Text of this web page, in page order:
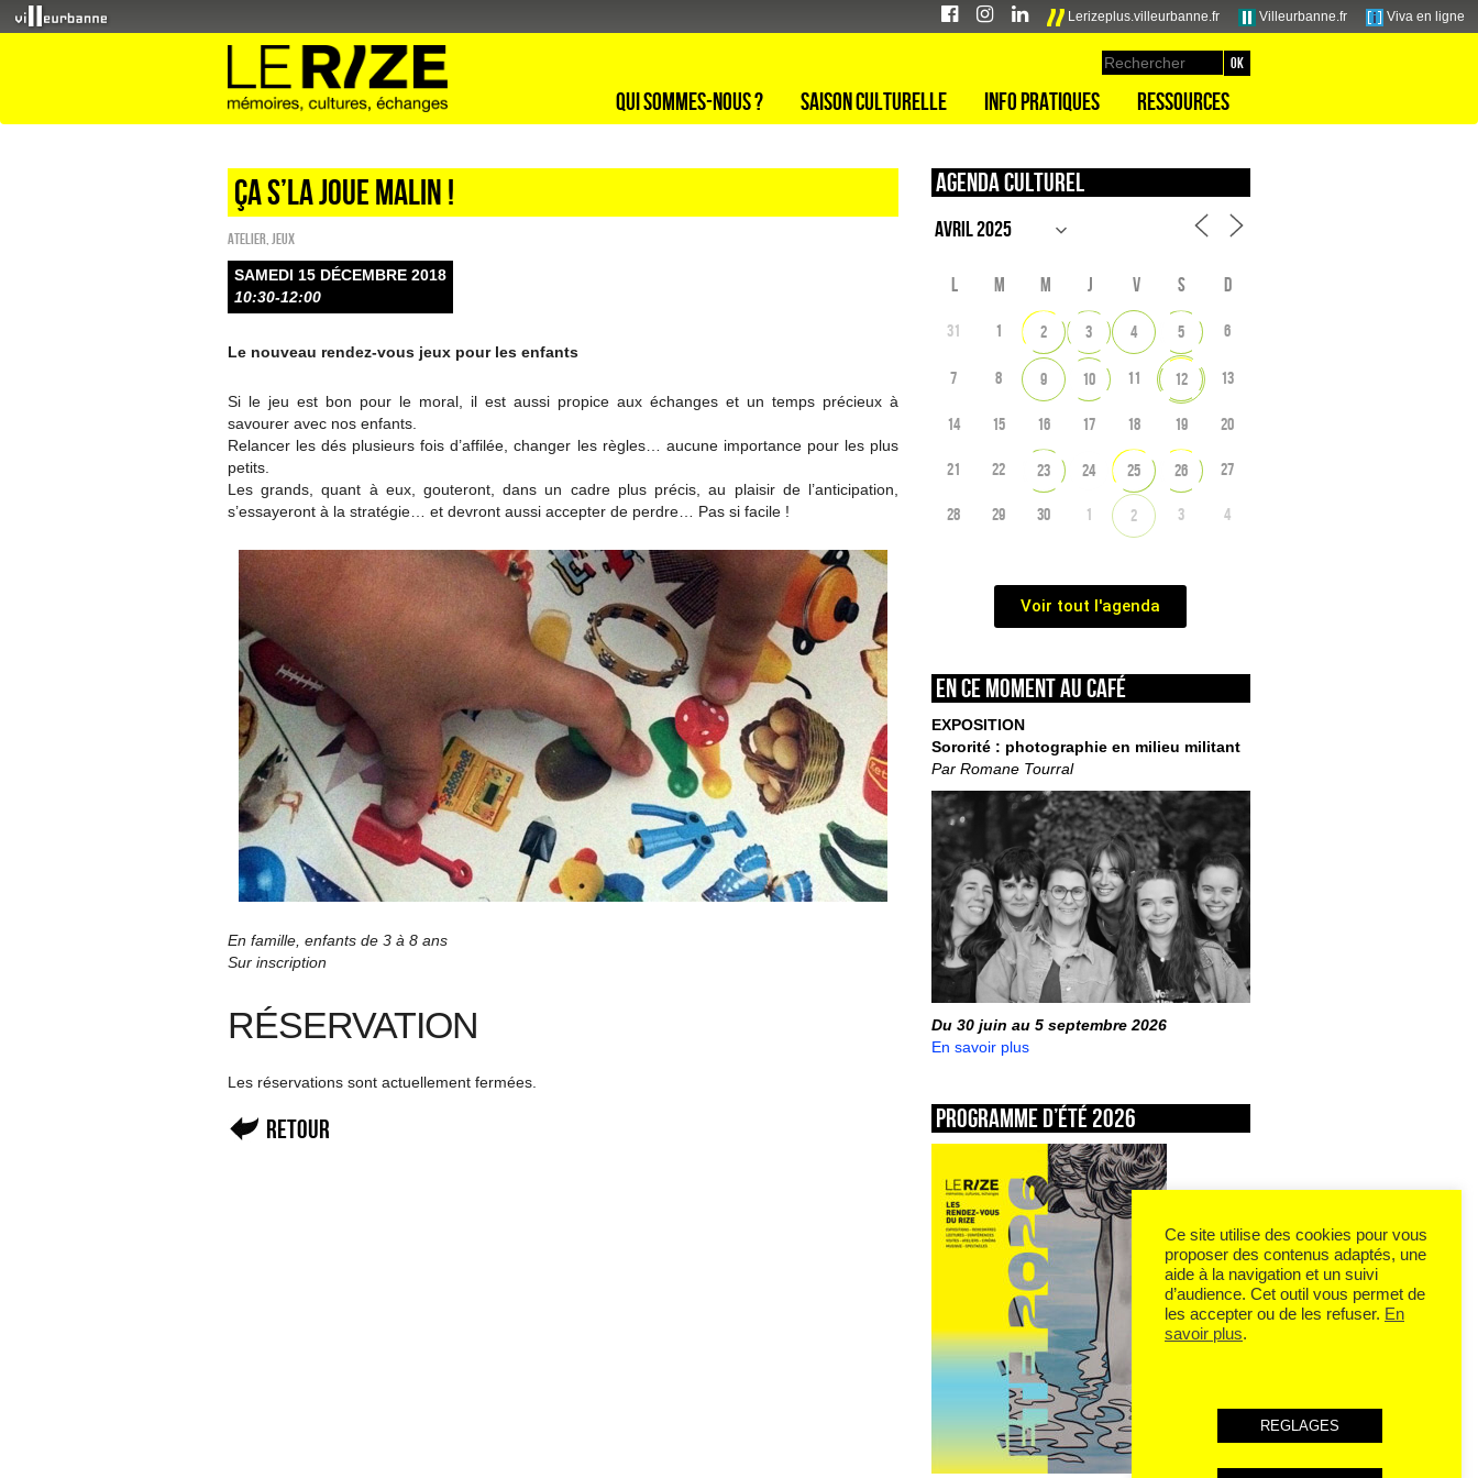
Lerizeplus.villeurbanne.fr Villeurbanne.fr Viva en ligne
Qui sommes-nous ? Saison culturelle Info pratiques Ressources
Ça s’la joue malin !
Atelier Jeux
SAMEDI 15 DÉCEMBRE 2018
10:30-12:00
Le nouveau rendez-vous jeux pour les enfants
Si le jeu est bon pour le moral, il est aussi propice aux échanges et un temps précieux à
savourer avec nos enfants.
Relancer les dés plusieurs fois d’affilée, changer les règles… aucune importance pour les plus
petits.
Les grands, quant à eux, gouteront, dans un cadre plus précis, au plaisir de l’anticipation,
s’essayeront à la stratégie… et devront aussi accepter de perdre… Pas si facile !
En famille, enfants de 3 à 8 ans
Sur inscription
RÉSERVATION
Les réservations sont actuellement fermées.
Retour
Agenda culturel
L M M J V S D
31 1 2 3 4 5 6
7 8 9 10 11 12 13
14 15 16 17 18 19 20
21 22 23 24 25 26 27
28 29 30 1 2 3 4
Voir tout l'agenda
En ce moment au café
EXPOSITION
Sororité : photographie en milieu militant
Par Romane Tourral
Du 30 juin au 5 septembre 2026
En savoir plus
Programme d’été 2026
Ce site utilise des cookies pour vous
proposer des contenus adaptés, une
aide à la navigation et un suivi
d’audience. Cet outil vous permet de
les accepter ou de les refuser. En
savoir plus.
REGLAGES